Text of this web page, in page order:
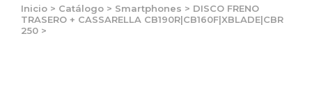
Inicio > Catálogo > Smartphones > DISCO FRENO
TRASERO + CASSARELLA CB190R|CB160F|XBLADE|CBR
250 >